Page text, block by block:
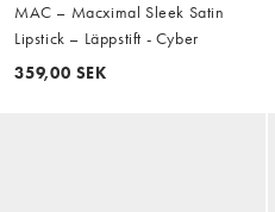
MAC – Macximal Sleek Satin
Lipstick – Läppstift - Cyber
359,00 SEK